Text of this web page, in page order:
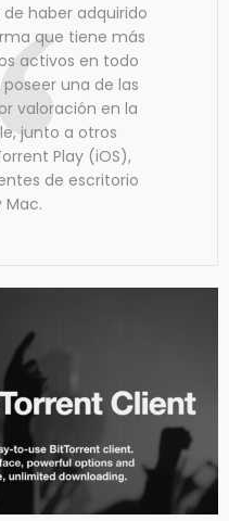
haber adquirido
que tiene más
activos en todo
una de las
valoración en la
junto a otros
Play (iOS),
de escritorio
Mac.